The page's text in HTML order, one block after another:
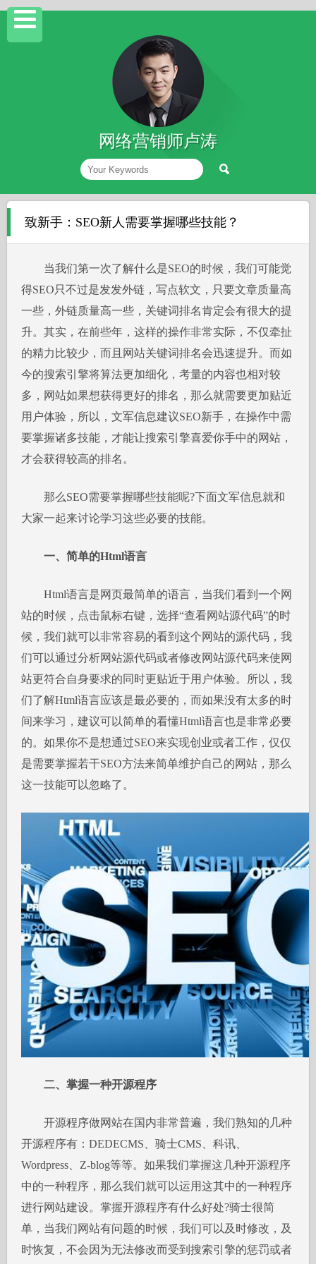
网络营销师卢涛
致新手：SEO新人需要掌握哪些技能？
当我们第一次了解什么是SEO的时候，我们可能觉
得SEO只不过是发发外链，写点软文，只要文章质量高
一些，外链质量高一些，关键词排名肯定会有很大的提
升。其实，在前些年，这样的操作非常实际，不仅牵扯
的精力比较少，而且网站关键词排名会迅速提升。而如
今的搜索引擎将算法更加细化，考量的内容也相对较
多，网站如果想获得更好的排名，那么就需要更加贴近
用户体验，所以，文军信息建议SEO新手，在操作中需
要掌握诸多技能，才能让搜索引擎喜爱你手中的网站，
才会获得较高的排名。
那么SEO需要掌握哪些技能呢?下面文军信息就和
大家一起来讨论学习这些必要的技能。
一、简单的Html语言
Html语言是网页最简单的语言，当我们看到一个网
站的时候，点击鼠标右键，选择“查看网站源代码”的时
候，我们就可以非常容易的看到这个网站的源代码，我
们可以通过分析网站源代码或者修改网站源代码来使网
站更符合自身要求的同时更贴近于用户体验。所以，我
们了解Html语言应该是最必要的，而如果没有太多的时
间来学习，建议可以简单的看懂Html语言也是非常必要
的。如果你不是想通过SEO来实现创业或者工作，仅仅
是需要掌握若干SEO方法来简单维护自己的网站，那么
这一技能可以忽略了。
二、掌握一种开源程序
开源程序做网站在国内非常普遍，我们熟知的几种
开源程序有：DEDECMS、骑士CMS、科讯、
Wordpress、Z-blog等等。如果我们掌握这几种开源程序
中的一种程序，那么我们就可以运用这其中的一种程序
进行网站建设。掌握开源程序有什么好处?骑士很简
单，当我们网站有问题的时候，我们可以及时修改，及
时恢复，不会因为无法修改而受到搜索引擎的惩罚或者